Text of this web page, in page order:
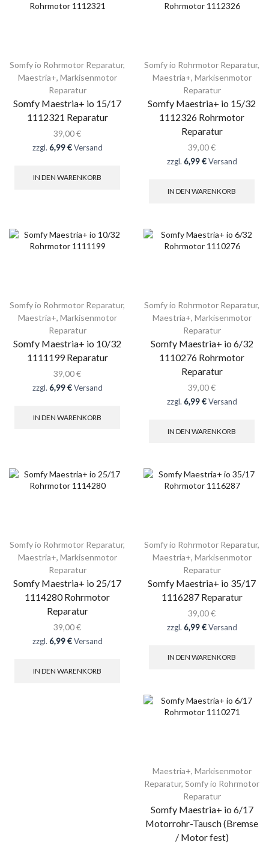
Somfy io Rohrmotor Reparatur,
Maestria+, Markisenmotor
Reparatur
Somfy Maestria+ io 15/17
1112321 Reparatur
39,00€
zzgl. 6,99 €Versand
IN DEN WARENKORB
Somfy io Rohrmotor Reparatur,
Maestria+, Markisenmotor
Reparatur
Somfy Maestria+ io 15/32
1112326 Rohrmotor
Reparatur
39,00€
zzgl. 6,99 €Versand
IN DEN WARENKORB
Somfy io Rohrmotor Reparatur,
Maestria+, Markisenmotor
Reparatur
Somfy Maestria+ io 10/32
1111199 Reparatur
39,00€
zzgl. 6,99 €Versand
IN DEN WARENKORB
Somfy io Rohrmotor Reparatur,
Maestria+, Markisenmotor
Reparatur
Somfy Maestria+ io 6/32
1110276 Rohrmotor
Reparatur
39,00€
zzgl. 6,99 €Versand
IN DEN WARENKORB
Somfy io Rohrmotor Reparatur,
Maestria+, Markisenmotor
Reparatur
Somfy Maestria+ io 25/17
1114280 Rohrmotor
Reparatur
39,00€
zzgl. 6,99 €Versand
IN DEN WARENKORB
Somfy io Rohrmotor Reparatur,
Maestria+, Markisenmotor
Reparatur
Somfy Maestria+ io 35/17
1116287 Reparatur
39,00€
zzgl. 6,99 €Versand
IN DEN WARENKORB
Maestria+, Markisenmotor
Reparatur, Somfy io Rohrmotor
Reparatur
Somfy Maestria+ io 6/17
Motorrohr-Tausch (Bremse
/ Motor fest)